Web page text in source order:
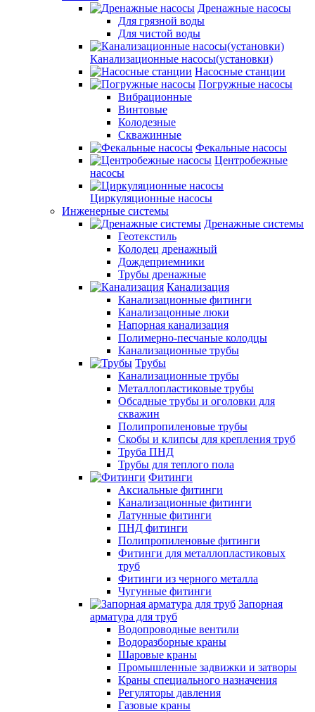
Дренажные насосы
Для грязной воды
Для чистой воды
Канализационные насосы(установки)
Насосные станции
Погружные насосы
Вибрационные
Винтовые
Колодезные
Скважинные
Фекальные насосы
Центробежные
насосы
Циркуляционные насосы
Инженерные системы
Дренажные системы
Геотекстиль
Колодец дренажный
Дождеприемники
Трубы дренажные
Канализация
Канализационные фитинги
Канализацонные люки
Напорная канализация
Полимерно-песчаные колодцы
Канализационные трубы
Трубы
Канализационные трубы
Металлопластиковые трубы
Обсадные трубы и оголовки для
скважин
Полипропиленовые трубы
Скобы и клипсы для крепления труб
Труба ПНД
Трубы для теплого пола
Фитинги
Аксиальные фитинги
Канализационные фитинги
Латунные фитинги
ПНД фитинги
Полипропиленовые фитинги
Фитинги для металлопластиковых
труб
Фитинги из черного металла
Чугунные фитинги
Запорная
арматура для труб
Водопроводные вентили
Водоразборные краны
Шаровые краны
Промышленные задвижки и затворы
Краны специального назначения
Регуляторы давления
Газовые краны